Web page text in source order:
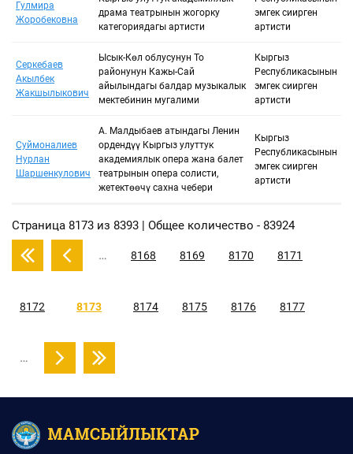
Гулмира
Жоробековна
драма театрынын жогорку
категориядагы артисти
эмгек сиңирген
артисти
Серкебаев
Акылбек
Жакшылыкович
Ысык-Көл облусунун Тоң
районунун Кажы-Сай
айылындагы балдар музыкалык
мектебинин мугалими
Кыргыз
Республикасынын
эмгек сиңирген
артисти
Суймоналиев
Нурлан
Шаршенкулович
А. Малдыбаев атындагы Ленин
ордендүү Кыргыз улуттук
академиялык опера жана балет
театрынын опера солисти,
жетектөөчү сахна чебери
Кыргыз
Республикасынын
эмгек сиңирген
артисти
Страница 8173 из 8393 | Общее количество - 83924
… 8168 8169 8170 8171
8172 8173 8174 8175 8176 8177
…